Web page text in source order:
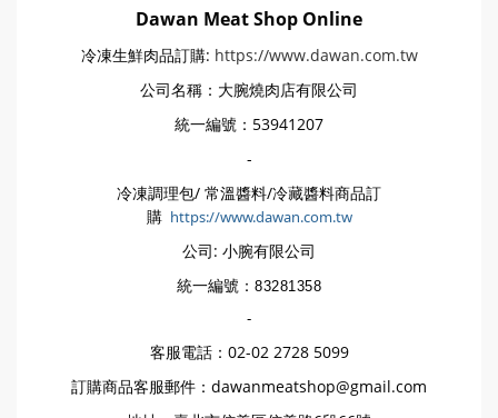
Dawan Meat Shop Online
冷凍生鮮肉品訂購: https://www.dawan.com.tw
公司名稱：大腕燒肉店有限公司
統一編號：53941207
-
冷凍調理包/ 常溫醬料/冷藏醬料商品訂
購 https://www.dawan.com.tw
公司: 小腕有限公司
統一編號： 83281358
-
客服電話：02-02 2728 5099
訂購商品客服郵件：dawanmeatshop@gmail.com